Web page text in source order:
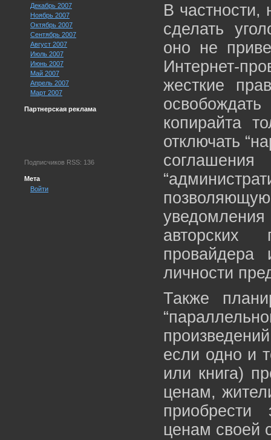
Декабрь 2007
Ноябрь 2007
Октябрь 2007
Сентябрь 2007
Август 2007
Июль 2007
Июнь 2007
Май 2007
Апрель 2007
Март 2007
Партнерская реклама
Подписчиков RSS: 136
Мета
Войти
В частности,
сделать
оно не
Интернет-
жесткие
копирайта
отключать
личности
Также
если одно и
или книга)
ценам,
ценам своей